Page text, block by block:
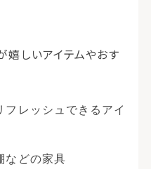
嬉しいアイテムやおす
フレッシュできるアイ
などの家具